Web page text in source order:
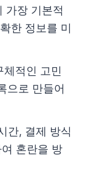
가장 기본적
한 정보를 미
체적인 고민
으로 만들어
간, 결제 방식
혼란을 방